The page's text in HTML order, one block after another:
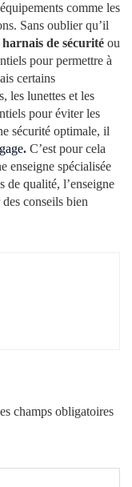
comme les
Sans oublier qu’il
harnais de sécurité ou
pour permettre à
certains
les lunettes et les
pour éviter les
sécurité optimale, il
. C’est pour cela
enseigne spécialisée
de qualité, l’enseigne
conseils bien
champs obligatoires